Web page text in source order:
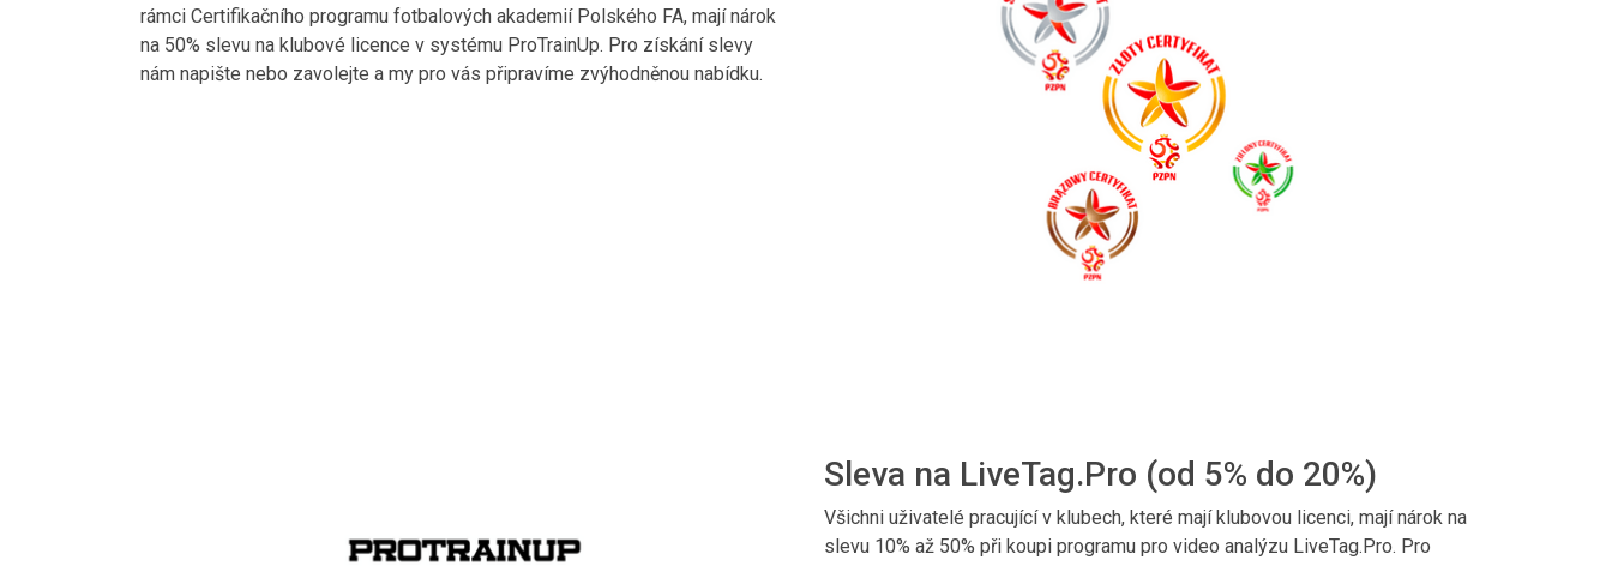
rámci Certifikačního programu fotbalových akademií Polského FA, mají nárok
na 50% slevu na klubové licence v systému ProTrainUp. Pro získání slevy
nám napište nebo zavolejte a my pro vás připravíme zvýhodněnou nabídku.
Sleva na LiveTag.Pro (od 5% do 20%)
Všichni uživatelé pracující v klubech, které mají klubovou licenci, mají nárok na
slevu 10% až 50% při koupi programu pro video analýzu LiveTag.Pro. Pro